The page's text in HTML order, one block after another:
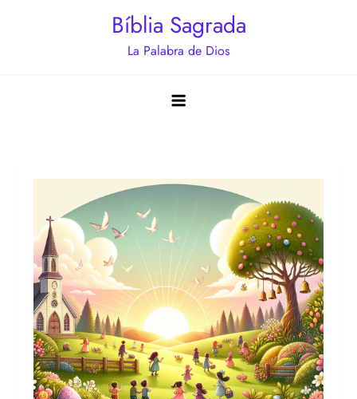
Bíblia Sagrada
La Palabra de Dios